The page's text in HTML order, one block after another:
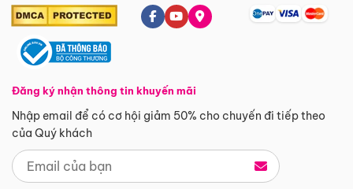
Đăng ký nhận thông tin khuyến mãi
Nhập email để có cơ hội giảm 50% cho chuyến đi tiếp theo
của Quý khách